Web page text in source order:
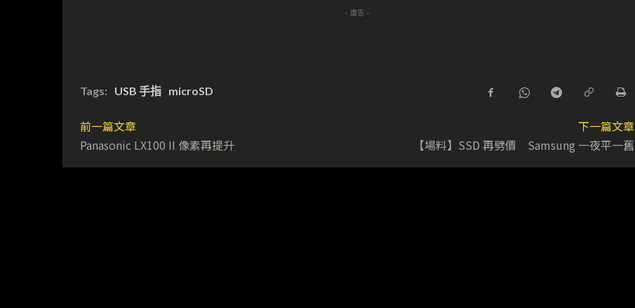
- 廣告 -
Tags: USB 手指 microSD
前一篇文章
Panasonic LX100 II 像素再提升
下一篇文章
【場料】SSD 再劈價 Samsung 一夜平一舊